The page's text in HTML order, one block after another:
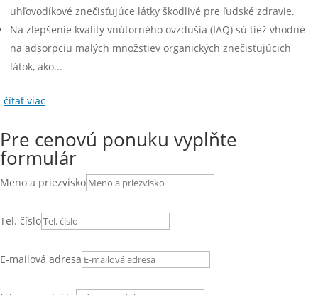
uhľovodíkové znečisťujúce látky škodlivé pre ľudské zdravie.
Na zlepšenie kvality vnútorného ovzdušia (IAQ) sú tiež vhodné
na adsorpciu malých množstiev organických znečisťujúcich
látok, ako...
čítať viac
Pre cenovú ponuku vyplňte
formulár
Meno a priezvisko
Tel. číslo
E-mailová adresa